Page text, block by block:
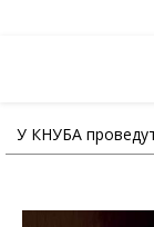
У КНУБА